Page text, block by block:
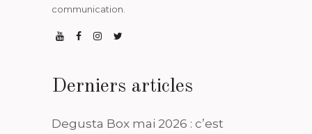
communication.
Derniers articles
Degusta Box mai 2026 : c’est